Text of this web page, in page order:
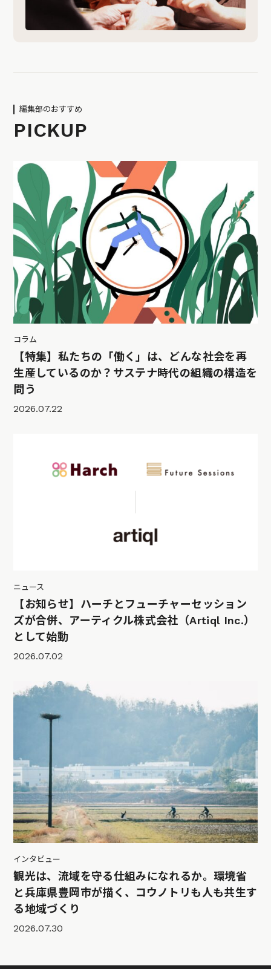
編集部のおすすめ
PICKUP
コラム
【特集】私たちの「働く」は、どんな社会を再
生産しているのか？サステナ時代の組織の構造を
問う
2026.07.22
ニュース
【お知らせ】ハーチとフューチャーセッション
ズが合併、アーティクル株式会社（Artiql Inc.）
として始動
2026.07.02
インタビュー
観光は、流域を守る仕組みになれるか。環境省
と兵庫県豊岡市が描く、コウノトリも人も共生す
る地域づくり
2026.07.30